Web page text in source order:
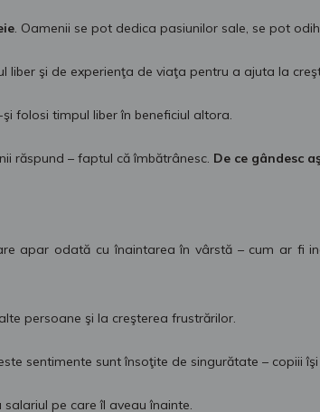
. Oamenii se pot dedica pasiunilor sale, se pot
şi de experienţa de viaţa pentru a ajuta la
folosi timpul liber în beneficiul altora.
răspund – faptul că îmbătrânesc. De ce gândesc
apar odată cu înaintarea în vârstă – cum ar fi
persoane şi la creşterea frustrărilor.
sentimente sunt însoţite de singurătate – copiii
pe care îl aveau înainte.